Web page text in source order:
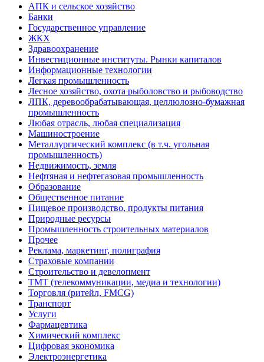
АПК и сельское хозяйство
Банки
Государственное управление
ЖКХ
Здравоохранение
Инвестиционные институты. Рынки капиталов
Информационные технологии
Легкая промышленность
Лесное хозяйство, охота рыболовство и рыбоводство
ЛПК, деревообрабатывающая, целлюлозно-бумажная
промышленность
Любая отрасль, любая специализация
Машиностроение
Металлургический комплекс (в т.ч. угольная
промышленность)
Недвижимость, земля
Нефтяная и нефтегазовая промышленность
Образование
Общественное питание
Пищевое производство, продукты питания
Природные ресурсы
Промышленность строительных материалов
Прочее
Реклама, маркетинг, полиграфия
Страховые компании
Строительство и девелопмент
ТМТ (телекоммуникации, медиа и технологии)
Торговля (ритейл, FMCG)
Транспорт
Услуги
Фармацевтика
Химический комплекс
Цифровая экономика
Электроэнергетика